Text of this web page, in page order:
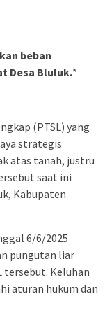
beban
Desa Bluluk.*
(PTSL) yang
strategis
atas tanah, justru
saat ini
Kabupaten
6/6/2025
pungutan liar
tersebut. Keluhan
aturan hukum dan